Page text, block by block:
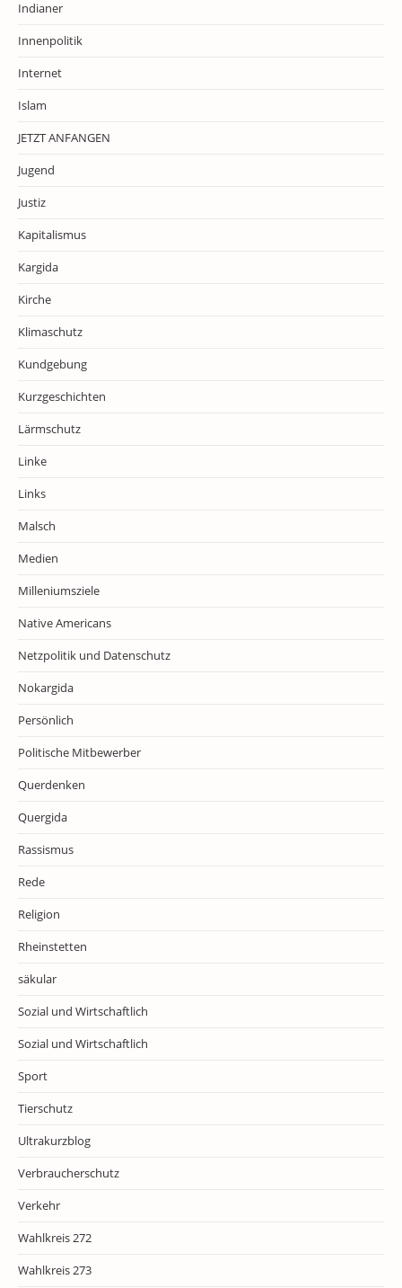
Indianer
Innenpolitik
Internet
Islam
JETZT ANFANGEN
Jugend
Justiz
Kapitalismus
Kargida
Kirche
Klimaschutz
Kundgebung
Kurzgeschichten
Lärmschutz
Linke
Links
Malsch
Medien
Milleniumsziele
Native Americans
Netzpolitik und Datenschutz
Nokargida
Persönlich
Politische Mitbewerber
Querdenken
Quergida
Rassismus
Rede
Religion
Rheinstetten
säkular
Sozial und Wirtschaftlich
Sozial und Wirtschaftlich
Sport
Tierschutz
Ultrakurzblog
Verbraucherschutz
Verkehr
Wahlkreis 272
Wahlkreis 273